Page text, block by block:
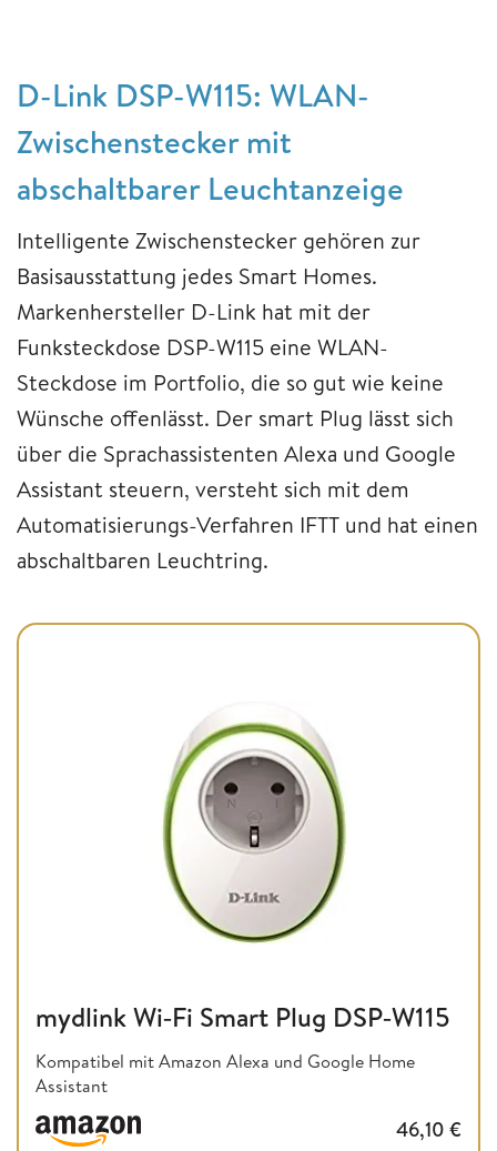
D-Link DSP-W115: WLAN-
Zwischenstecker mit
abschaltbarer Leuchtanzeige
Intelligente Zwischenstecker gehören zur
Basisausstattung jedes Smart Homes.
Markenhersteller D-Link hat mit der
Funksteckdose DSP-W115 eine WLAN-
Steckdose im Portfolio, die so gut wie keine
Wünsche offenlässt. Der smart Plug lässt sich
über die Sprachassistenten Alexa und Google
Assistant steuern, versteht sich mit dem
Automatisierungs-Verfahren IFTT und hat einen
abschaltbaren Leuchtring.
mydlink Wi‑Fi Smart Plug DSP‑W115
Kompatibel mit Amazon Alexa und Google Home
Assistant
46,10 €